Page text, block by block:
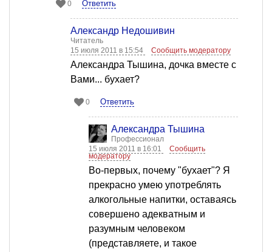
0 Ответить
Александр Недошивин
Читатель
15 июля 2011 в 15:54
Сообщить модератору
Александра Тышина, дочка вместе с
Вами... бухает?
0 Ответить
Александра Тышина
Профессионал
15 июля 2011 в 16:01
Сообщить
модератору
Во-первых, почему "бухает"? Я
прекрасно умею употреблять
алкогольные напитки, оставаясь
совершено адекватным и
разумным человеком
(представляете, и такое